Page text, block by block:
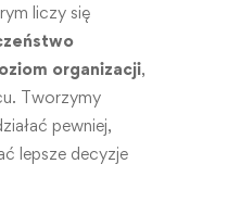
liczy się
organizacji,
Tworzymy
pewniej,
lepsze decyzje